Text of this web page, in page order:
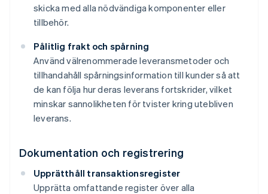
skicka med alla nödvändiga komponenter eller
tillbehör.
Pålitlig frakt och spårning
Använd välrenommerade leveransmetoder och
tillhandahåll spårningsinformation till kunder så att
de kan följa hur deras leverans fortskrider, vilket
minskar sannolikheten för tvister kring utebliven
leverans.
Dokumentation och registrering
Upprätthåll transaktionsregister
Upprätta omfattande register över alla